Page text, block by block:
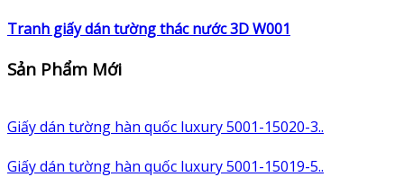
Tranh giấy dán tường thác nước 3D W001
Sản Phẩm Mới
Giấy dán tường hàn quốc luxury 5001-15020-3..
Giấy dán tường hàn quốc luxury 5001-15019-5..